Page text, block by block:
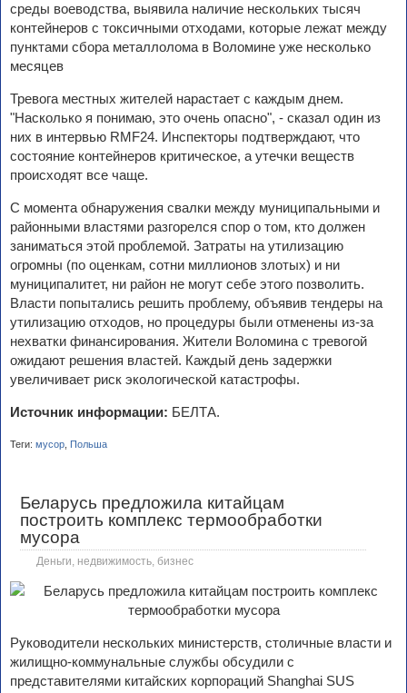
среды воеводства, выявила наличие нескольких тысяч
контейнеров с токсичными отходами, которые лежат между
пунктами сбора металлолома в Воломине уже несколько
месяцев
Тревога местных жителей нарастает с каждым днем.
"Насколько я понимаю, это очень опасно", - сказал один из
них в интервью RMF24. Инспекторы подтверждают, что
состояние контейнеров критическое, а утечки веществ
происходят все чаще.
С момента обнаружения свалки между муниципальными и
районными властями разгорелся спор о том, кто должен
заниматься этой проблемой. Затраты на утилизацию
огромны (по оценкам, сотни миллионов злотых) и ни
муниципалитет, ни район не могут себе этого позволить.
Власти попытались решить проблему, объявив тендеры на
утилизацию отходов, но процедуры были отменены из-за
нехватки финансирования. Жители Воломина с тревогой
ожидают решения властей. Каждый день задержки
увеличивает риск экологической катастрофы.
Источник информации: БЕЛТА.
Теги: мусор Польша
Беларусь предложила китайцам
построить комплекс термообработки
мусора
Деньги, недвижимость, бизнес
Руководители нескольких министерств, столичные власти и
жилищно-коммунальные службы обсудили с
представителями китайских корпораций Shanghai SUS